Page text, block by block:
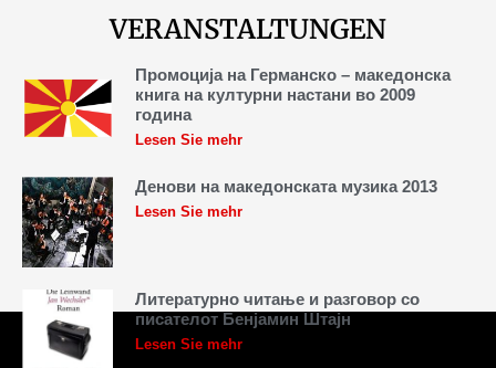
VERANSTALTUNGEN
Промоција на Германско – македонска
книга на културни настани во 2009
година
Lesen Sie mehr
Денови на македонската музика 2013
Lesen Sie mehr
Литературно читање и разговор со
писателот Бенјамин Штајн
Lesen Sie mehr